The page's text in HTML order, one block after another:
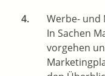
Werbe- und
In Sachen
vorgehen